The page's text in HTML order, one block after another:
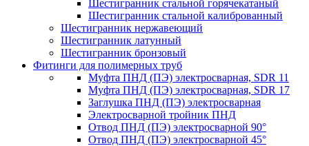
Шестигранник стальной горячекатаный
Шестигранник стальной калиброванный
Шестигранник нержавеющий
Шестигранник латунный
Шестигранник бронзовый
Фитинги для полимерных труб
Муфта ПНД (ПЭ) электросварная, SDR 11
Муфта ПНД (ПЭ) электросварная, SDR 17
Заглушка ПНД (ПЭ) электросварная
Электросварной тройник ПНД
Отвод ПНД (ПЭ) электросварной 90°
Отвод ПНД (ПЭ) электросварной 45°